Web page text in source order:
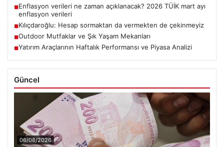
■Enflasyon verileri ne zaman açıklanacak? 2026 TÜİK mart ayı
enflasyon verileri
■Kılıçdaroğlu: Hesap sormaktan da vermekten de çekinmeyiz
■Outdoor Mutfaklar ve Şık Yaşam Mekanları
■Yatırım Araçlarının Haftalık Performansı ve Piyasa Analizi
Güncel
06/08/2026